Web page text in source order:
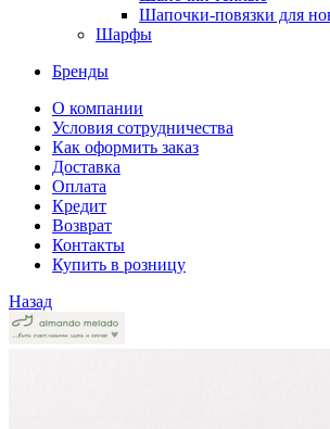
Шапочки-повязки для
Шарфы
Бренды
О компании
Условия сотрудничества
Как оформить заказ
Доставка
Оплата
Кредит
Возврат
Контакты
Купить в розницу
Назад